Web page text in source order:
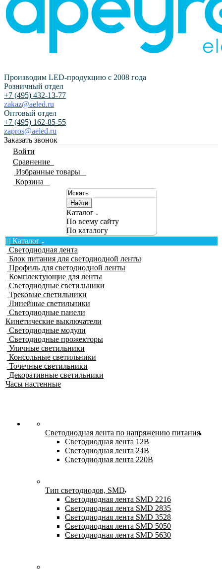
Производим LED-продукцию с 2008 года
Розничный отдел
+7 (495) 432-13-77
zakaz@aeled.ru
Оптовый отдел
+7 (495) 162-85-55
zapros@aeled.ru
Заказать звонок
Войти
Сравнение
Избранные товары
Корзина
Найти
Каталог
По всему сайту
По каталогу
Каталог
Светодиодная лента
Блок питания для светодиодной ленты
Профиль для светодиодной ленты
Комплектующие для ленты
Светодиодные светильники
Трековые светильники
Линейные светильники
Светодиодные панели
Кинетические выключатели
Светодиодные модули
Светодиодные прожекторы
Уличные светильники
Консольные светильники
Точечные светильники
Декоративные светильники
Часы настенные
Светодиодная лента по напряжению питания
Светодиодная лента 12В
Светодиодная лента 24В
Светодиодная лента 220В
Тип светодиодов, SMD
Cветодиодная лента SMD 2216
Светодиодная лента SMD 2835
Светодиодная лента SMD 3528
Светодиодная лента SMD 5050
Светодиодная лента SMD 5630